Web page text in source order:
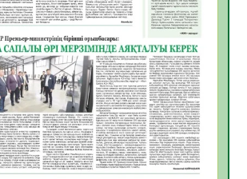
САЙЛАУЫ – ЕЛ БОЛАШАҒЫ
ҚАДАМ
55
– өңір экономикасының
63
– ЕЛ